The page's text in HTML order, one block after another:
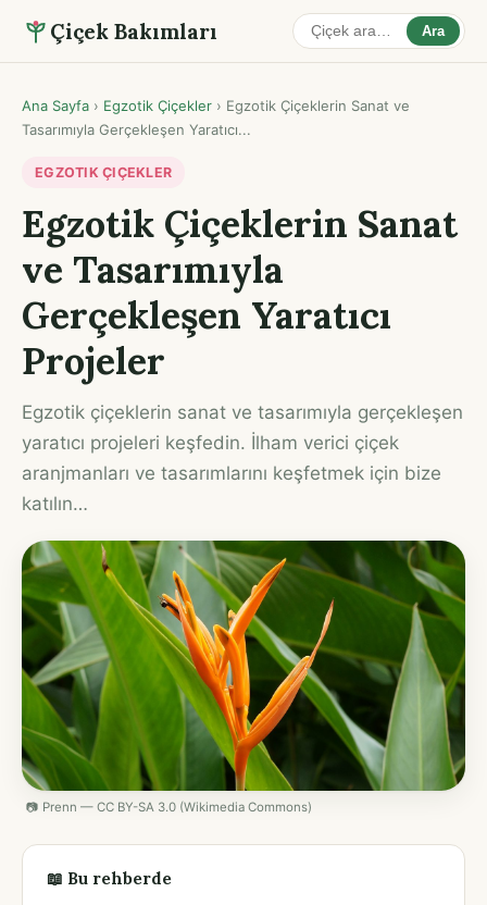
Çiçek Bakımları Ara
Ana Sayfa › Egzotik Çiçekler › Egzotik Çiçeklerin Sanat ve
Tasarımıyla Gerçekleşen Yaratıcı...
EGZOTIK ÇIÇEKLER
Egzotik Çiçeklerin Sanat
ve Tasarımıyla
Gerçekleşen Yaratıcı
Projeler
Egzotik çiçeklerin sanat ve tasarımıyla gerçekleşen
yaratıcı projeleri keşfedin. İlham verici çiçek
aranjmanları ve tasarımlarını keşfetmek için bize
katılın…
📷 Prenn — CC BY-SA 3.0 (Wikimedia Commons)
📖 Bu rehberde